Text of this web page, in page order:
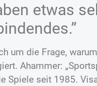
etwas
um die Frage,
Ahammer:
Spiele seit 1985.